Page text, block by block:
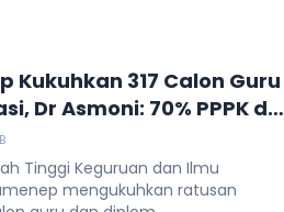
Kukuhkan 317 Calon Guru
Dr Asmoni: 70% PPPK dan
TanÃ¨yan LanjhÃ¢ng
Tinggi Keguruan dan Ilmu
mengukuhkan ratusan